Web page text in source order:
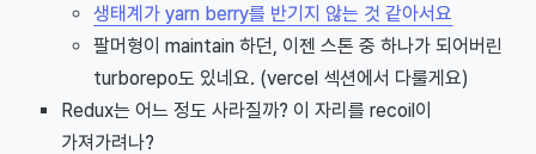
생태계가 yarn berry를 반기지 않는 것 같아서요
팔머형이 maintain 하던, 이젠 스톤 중 하나가 되어버린
turborepo도 있네요. (vercel 섹션에서 다룰게요)
Redux는 어느 정도 사라질까? 이 자리를 recoil이
가져가려나?